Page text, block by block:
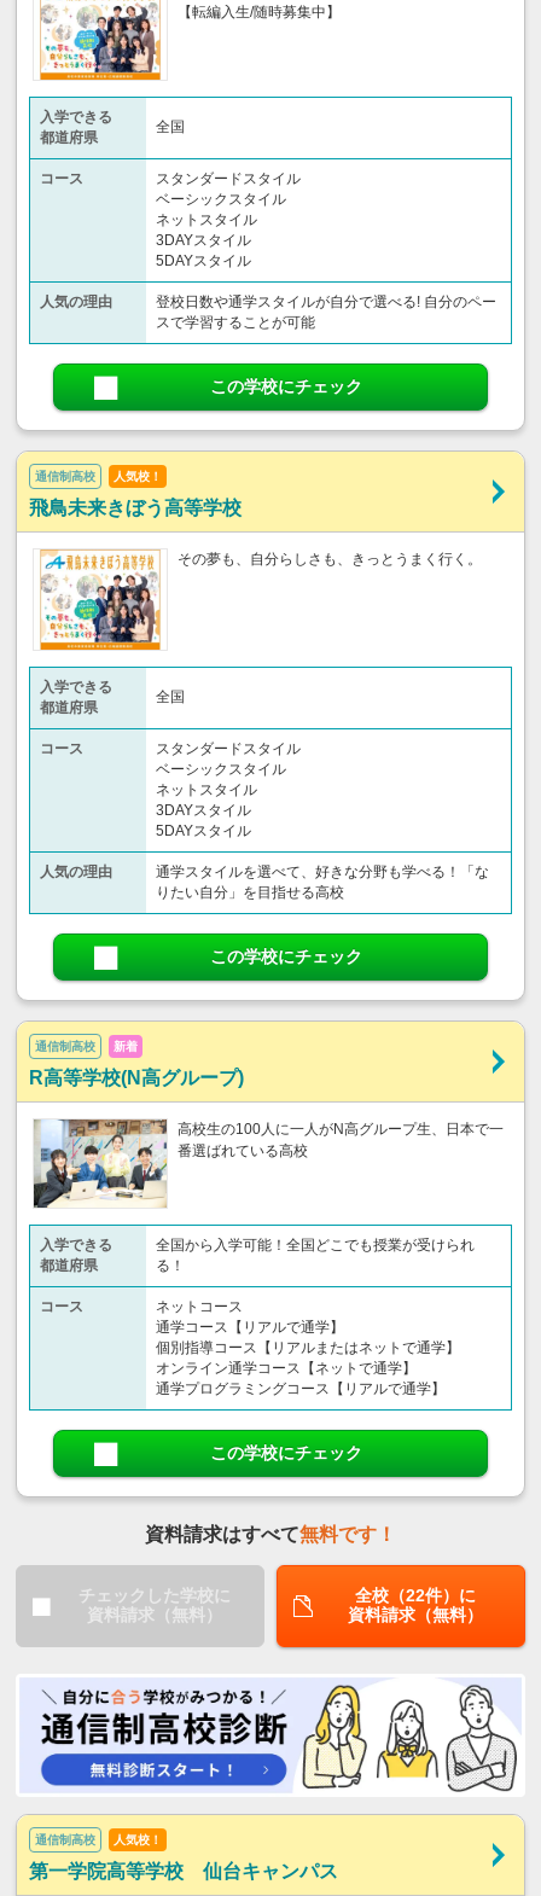
【転編入生/随時募集中】
入学できる
都道府県
全国
コース
スタンダードスタイル
ベーシックスタイル
ネットスタイル
3DAYスタイル
5DAYスタイル
人気の理由
登校日数や通学スタイルが自分で選べる! 自分のペー
スで学習することが可能
この学校にチェック
通信制高校 人気校！
飛鳥未来きぼう高等学校
その夢も、自分らしさも、きっとうまく行く。
入学できる
都道府県
全国
コース
スタンダードスタイル
ベーシックスタイル
ネットスタイル
3DAYスタイル
5DAYスタイル
人気の理由
通学スタイルを選べて、好きな分野も学べる！「な
りたい自分」を目指せる高校
この学校にチェック
通信制高校 新着
R高等学校(N高グループ)
高校生の100人に一人がN高グループ生、日本で一
番選ばれている高校
入学できる
都道府県
全国から入学可能！全国どこでも授業が受けられ
る！
コース
ネットコース
通学コース【リアルで通学】
個別指導コース【リアルまたはネットで通学】
オンライン通学コース【ネットで通学】
通学プログラミングコース【リアルで通学】
この学校にチェック
資料請求はすべて無料です！
チェックした学校に
資料請求（無料）
全校（22件）に
資料請求（無料）
通信制高校 人気校！
第一学院高等学校 仙台キャンパス